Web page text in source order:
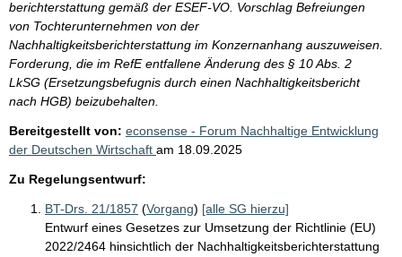
berichterstattung gemäß der ESEF-VO. Vorschlag Befreiungen
von Tochterunternehmen von der
Nachhaltigkeitsberichterstattung im Konzernanhang auszuweisen.
Forderung, die im RefE entfallene Änderung des § 10 Abs. 2
LkSG (Ersetzungsbefugnis durch einen Nachhaltigkeitsbericht
nach HGB) beizubehalten.
Bereitgestellt von: econsense - Forum Nachhaltige Entwicklung
der Deutschen Wirtschaft am 18.09.2025
Zu Regelungsentwurf:
BT-Drs. 21/1857 (Vorgang) [alle SG hierzu]
Entwurf eines Gesetzes zur Umsetzung der Richtlinie (EU)
2022/2464 hinsichtlich der Nachhaltigkeitsberichterstattung